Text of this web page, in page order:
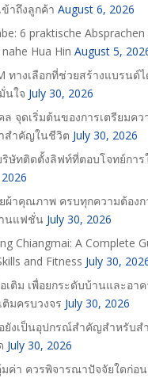
าถึงลูกค้า August 6, 2026
6 praktische
Hua Hin August 5,
ทางเลือกที่ช่วยสร้างแบรนด์
นใจ July 30, 2026
ล จุดเริ่มต้นของการเตรียมคว
สำคัญในชีวิต July 30, 2026
ริษัทติดตั้งลิฟท์ที่ตอบโจทย์การ
ผ้าคุณภาพ ครบทุกความต้องก
นแฟชั่น July 30, 2026
Chiangmai: A Complete
and Fitness July 30,
เติม เพื่อยกระดับบ้านและอา
มครบวงจร July 30, 2026
ยังเป็นอุปกรณ์สำคัญสำหรับส
July 30, 2026
ค่า ควรพิจารณาปัจจัยใดก่อ